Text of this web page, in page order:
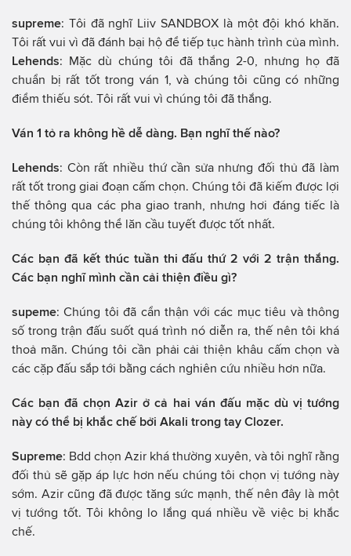
supreme: Tôi đã nghĩ Liiv SANDBOX là một đội khó khăn.
Tôi rất vui vì đã đánh bại hộ để tiếp tục hành trình của mình.
Lehends: Mặc dù chúng tôi đã thắng 2-0, nhưng họ đã
chuẩn bị rất tốt trong ván 1, và chúng tôi cũng có những
điểm thiếu sót. Tôi rất vui vì chúng tôi đã thắng.
Ván 1 tỏ ra không hề dễ dàng. Bạn nghĩ thế nào?
Lehends: Còn rất nhiều thứ cần sửa nhưng đối thủ đã làm
rất tốt trong giai đoạn cấm chọn. Chúng tôi đã kiếm được lợi
thế thông qua các pha giao tranh, nhưng hơi đáng tiếc là
chúng tôi không thể lăn cầu tuyết được tốt nhất.
Các bạn đã kết thúc tuần thi đấu thứ 2 với 2 trận thắng.
Các bạn nghĩ mình cần cải thiện điều gì?
supeme: Chúng tôi đã cẩn thận với các mục tiêu và thông
số trong trận đấu suốt quá trình nó diễn ra, thế nên tôi khá
thoả mãn. Chúng tôi cần phải cải thiện khâu cấm chọn và
các cặp đấu sắp tới bằng cách nghiên cứu nhiều hơn nữa.
Các bạn đã chọn Azir ở cả hai ván đấu mặc dù vị tướng
này có thể bị khắc chế bởi Akali trong tay Clozer.
Supreme: Bdd chọn Azir khá thường xuyên, và tôi nghĩ rằng
đối thủ sẽ gặp áp lực hơn nếu chúng tôi chọn vị tướng này
sớm. Azir cũng đã được tăng sức mạnh, thế nên đây là một
vị tướng tốt. Tôi không lo lắng quá nhiều về việc bị khắc
chế.